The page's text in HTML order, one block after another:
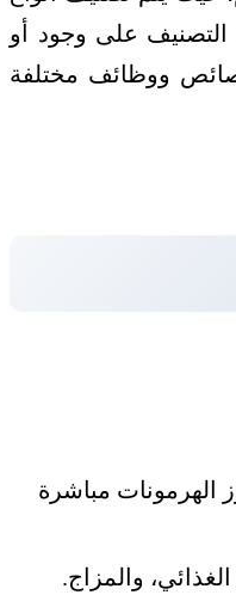
التصنيف على وجود أو
ووظائف مختلفة
الهرمونات مباشرة
والمزاج.